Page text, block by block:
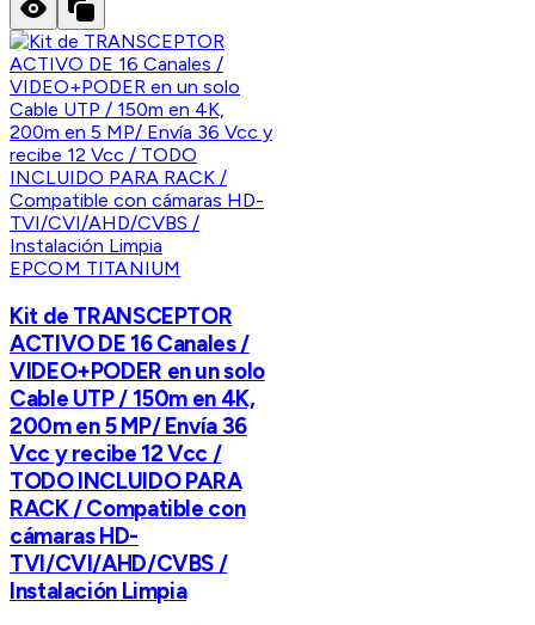
EPCOM TITANIUM
Kit de TRANSCEPTOR
ACTIVO DE 16 Canales /
VIDEO+PODER en un solo
Cable UTP / 150m en 4K,
200m en 5 MP/ Envía 36
Vcc y recibe 12 Vcc /
TODO INCLUIDO PARA
RACK / Compatible con
cámaras HD-
TVI/CVI/AHD/CVBS /
Instalación Limpia